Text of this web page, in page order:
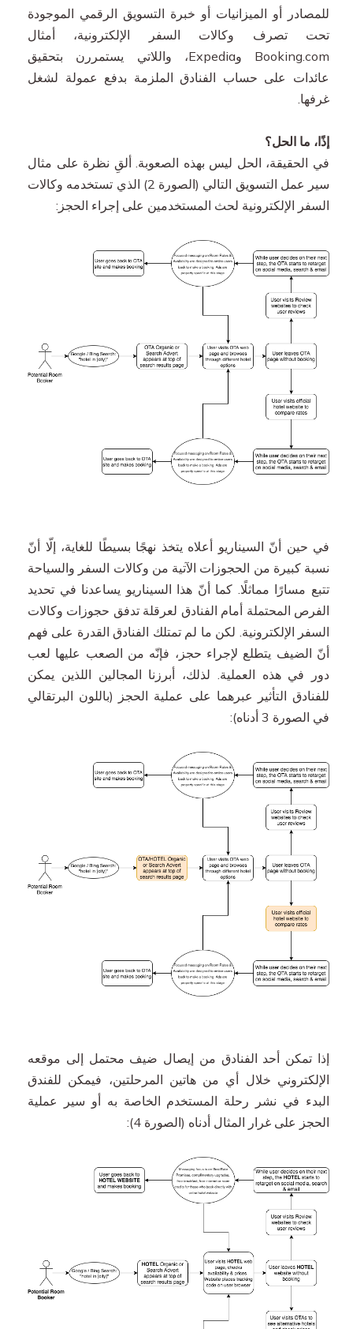
للمصادر أو الميزانيات أو خبرة التسويق الرقمي الموجودة
تحت تصرف وكالات السفر الإلكترونية، أمثال
Booking.com وExpedia، واللاتي يستمررن بتحقيق
عائدات على حساب الفنادق الملزمة بدفع عمولة لشغل
غرفها.
إذًا، ما الحل؟
في الحقيقة، الحل ليس بهذه الصعوبة. ألقِ نظرة على مثال
سير عمل التسويق التالي (الصورة 2) الذي تستخدمه وكالات
السفر الإلكترونية لحث المستخدمين على إجراء الحجز:
في حين أنّ السيناريو أعلاه يتخذ نهجًا بسيطًا للغاية، إلّا أنّ
نسبة كبيرة من الحجوزات الآتية من وكالات السفر والسياحة
تتبع مسارًا مماثلًا. كما أنّ هذا السيناريو يساعدنا في تحديد
الفرص المحتملة أمام الفنادق لعرقلة تدفق حجوزات وكالات
السفر الإلكترونية. لكن ما لم تمتلك الفنادق القدرة على فهم
أنّ الضيف يتطلع لإجراء حجز، فإنّه من الصعب عليها لعب
دور في هذه العملية. لذلك، أبرزنا المجالين اللذين يمكن
للفنادق التأثير عبرهما على عملية الحجز (باللون البرتقالي
في الصورة 3 أدناه):
إذا تمكن أحد الفنادق من إيصال ضيف محتمل إلى موقعه
الإلكتروني خلال أي من هاتين المرحلتين، فيمكن للفندق
البدء في نشر رحلة المستخدم الخاصة به أو سير عملية
الحجز على غرار المثال أدناه (الصورة 4):